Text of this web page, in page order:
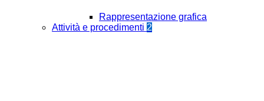
Rappresentazione grafica
Attività e procedimenti 2